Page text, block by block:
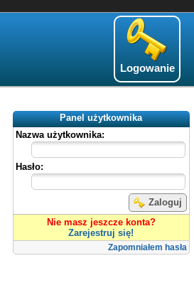
Logowanie
Panel użytkownika
Nazwa użytkownika:
Hasło:
Zaloguj
Nie masz jeszcze konta?
Zarejestruj się!
Zapomniałem hasła